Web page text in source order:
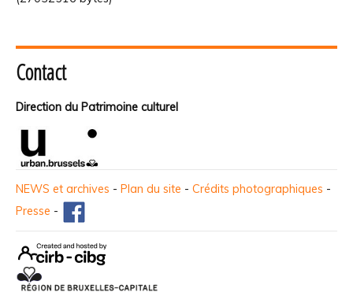
Contact
Direction du Patrimoine culturel
NEWS et archives - Plan du site - Crédits photographiques -
Presse -